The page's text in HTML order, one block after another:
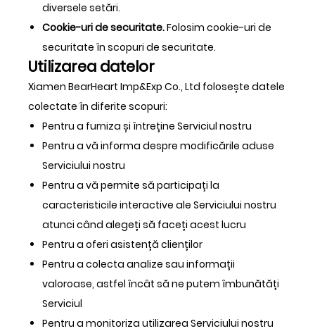
diversele setări.
Cookie-uri de securitate.Folosim cookie-uri de
securitate în scopuri de securitate.
Utilizarea datelor
Xiamen BearHeart Imp&Exp Co., Ltd folosește datele
colectate în diferite scopuri:
Pentru a furniza și întreține Serviciul nostru
Pentru a vă informa despre modificările aduse
Serviciului nostru
Pentru a vă permite să participați la
caracteristicile interactive ale Serviciului nostru
atunci când alegeți să faceți acest lucru
Pentru a oferi asistență clienților
Pentru a colecta analize sau informații
valoroase, astfel încât să ne putem îmbunătăți
Serviciul
Pentru a monitoriza utilizarea Serviciului nostru